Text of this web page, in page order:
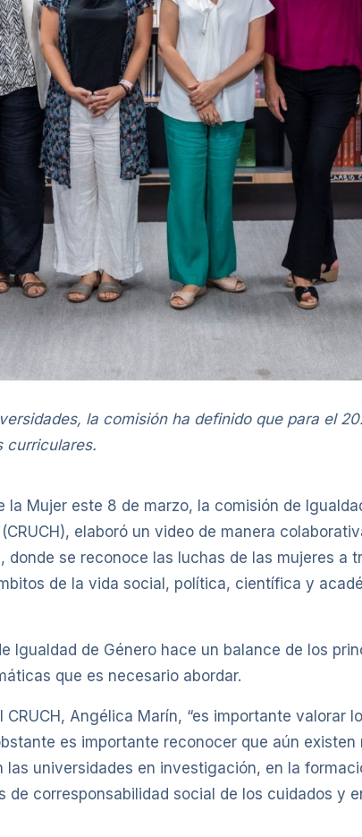
la comisión ha definido que para el
curriculares.
la Mujer este 8 de marzo, la comisión de
elaboró un video de manera
se reconoce las luchas de las mujeres a
de la vida social, política, científica y
Igualdad de Género hace un balance de los
que es necesario abordar.
Angélica Marín, “es importante valorar
es importante reconocer que aún
universidades en investigación, en la
de corresponsabilidad social de los cuidados y